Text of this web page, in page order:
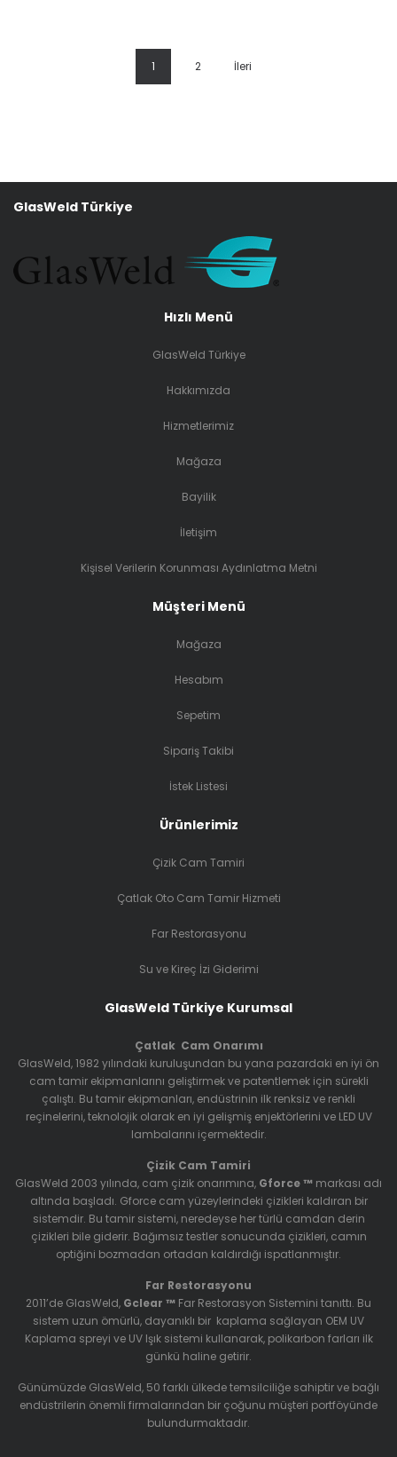
1 2 İleri
GlasWeld Türkiye
Hızlı Menü
GlasWeld Türkiye
Hakkımızda
Hizmetlerimiz
Mağaza
Bayilik
İletişim
Kişisel Verilerin Korunması Aydınlatma Metni
Müşteri Menü
Mağaza
Hesabım
Sepetim
Sipariş Takibi
İstek Listesi
Ürünlerimiz
Çizik Cam Tamiri
Çatlak Oto Cam Tamir Hizmeti
Far Restorasyonu
Su ve Kireç İzi Giderimi
GlasWeld Türkiye Kurumsal
Çatlak Cam Onarımı
GlasWeld, 1982 yılındaki kuruluşundan bu yana pazardaki en iyi ön
cam tamir ekipmanlarını geliştirmek ve patentlemek için sürekli
çalıştı. Bu tamir ekipmanları, endüstrinin ilk renksiz ve renkli
reçinelerini, teknolojik olarak en iyi gelişmiş enjektörlerini ve LED UV
lambalarını içermektedir.
Çizik Cam Tamiri
GlasWeld 2003 yılında, cam çizik onarımına, Gforce ™ markası adı
altında başladı. Gforce cam yüzeylerindeki çizikleri kaldıran bir
sistemdir. Bu tamir sistemi, neredeyse her türlü camdan derin
çizikleri bile giderir. Bağımsız testler sonucunda çizikleri, camın
optiğini bozmadan ortadan kaldırdığı ispatlanmıştır.
Far Restorasyonu
2011’de GlasWeld, Gclear ™ Far Restorasyon Sistemini tanıttı. Bu
sistem uzun ömürlü, dayanıklı bir kaplama sağlayan OEM UV
Kaplama spreyi ve UV Işık sistemi kullanarak, polikarbon farları ilk
günkü haline getirir.
Günümüzde GlasWeld, 50 farklı ülkede temsilciliğe sahiptir ve bağlı
endüstrilerin önemli firmalarından bir çoğunu müşteri portföyünde
bulundurmaktadır.